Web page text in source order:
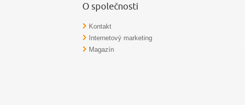
O společnosti
Kontakt
Internetový marketing
Magazín